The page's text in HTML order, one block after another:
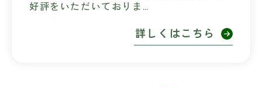
好評をいただいておりま…
詳しくはこちら